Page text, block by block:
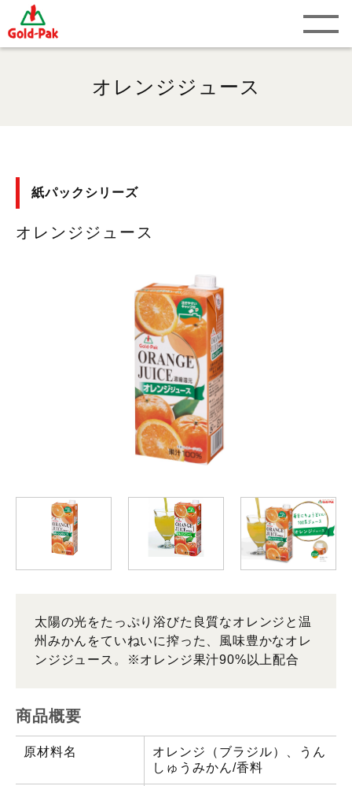
オレンジジュース
紙パックシリーズ
オレンジジュース
太陽の光をたっぷり浴びた良質なオレンジと温
州みかんをていねいに搾った、風味豊かなオレ
ンジジュース。※オレンジ果汁90%以上配合
商品概要
原材料名
オレンジ（ブラジル）、うん
しゅうみかん/香料